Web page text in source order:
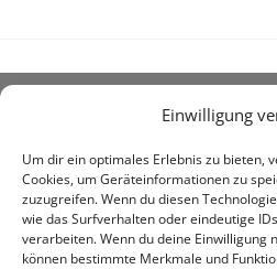
Einwilligung
Um dir ein optimales Erlebnis zu bieten,
Cookies, um Geräteinformationen zu
zuzugreifen. Wenn du diesen
wie das Surfverhalten oder eindeutige
verarbeiten. Wenn du deine Einwilligung
können bestimmte Merkmale und